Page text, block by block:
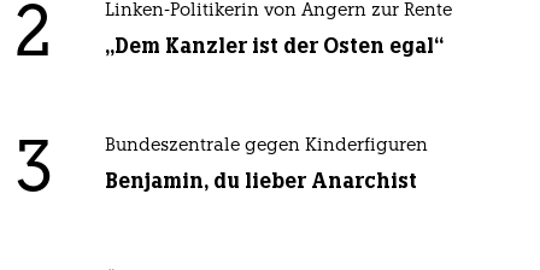
2 Linken-Politikerin von Angern zur Rente
„Dem Kanzler ist der Osten egal“
3 Bundeszentrale gegen Kinderfiguren
Benjamin, du lieber Anarchist